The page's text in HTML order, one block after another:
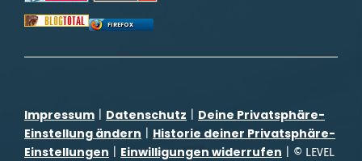
FIREFOX
Impressum Datenschutz
Deine Privatsphäre-
Einstellung ändern
Historie deiner Privatsphäre-
Einstellungen
Einwilligungen widerrufen | © LEVEL